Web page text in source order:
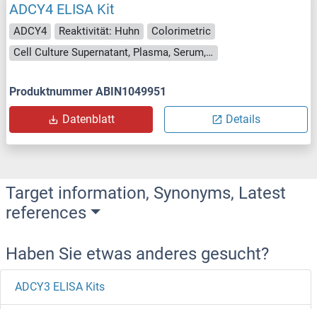
ADCY4 ELISA Kit
ADCY4 Reaktivität: Huhn
Colorimetric
Cell Culture Supernatant, Plasma, Serum, Tissue Homogenate
Produktnummer ABIN1049951
Datenblatt Details
Target information, Synonyms, Latest
references
Haben Sie etwas anderes gesucht?
ADCY3 ELISA Kits